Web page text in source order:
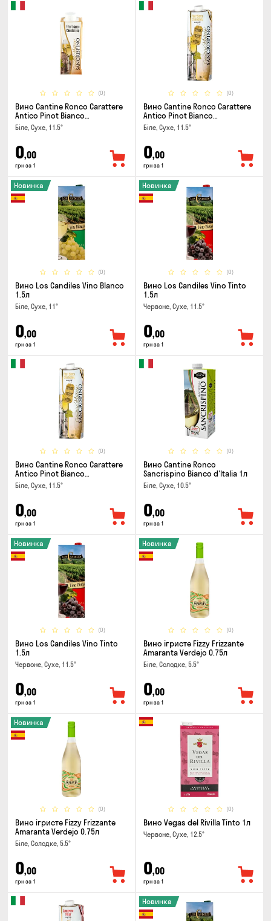
(0)
Вино Cantine Ronco Carattere
Antico Pinot Bianco
Chardonnay Rubicone IGT 0.25л
Біле, Сухе, 11.5°
0,00
грн за 1
(0)
Вино Cantine Ronco Carattere
Antico Pinot Bianco
Chardonnay Rubicone IGT 1л
Біле, Сухе, 11.5°
0,00
грн за 1
(0)
Новинка
Вино Los Candiles Vino Blanco
1.5л
Біле, Сухе, 11°
0,00
грн за 1
(0)
Новинка
Вино Los Candiles Vino Tinto
1.5л
Червоне, Сухе, 11.5°
0,00
грн за 1
(0)
Вино Cantine Ronco Carattere
Antico Pinot Bianco
Chardonnay Rubicone IGT 1л
Біле, Сухе, 11.5°
0,00
грн за 1
(0)
Вино Cantine Ronco
Sancrispino Bianco d'Italia 1л
Біле, Сухе, 10.5°
0,00
грн за 1
(0)
Новинка
Вино Los Candiles Vino Tinto
1.5л
Червоне, Сухе, 11.5°
0,00
грн за 1
(0)
Новинка
Вино ігристе Fizzy Frizzante
Amaranta Verdejo 0.75л
Біле, Солодке, 5.5°
0,00
грн за 1
(0)
Новинка
Вино ігристе Fizzy Frizzante
Amaranta Verdejo 0.75л
Біле, Солодке, 5.5°
0,00
грн за 1
(0)
Вино Vegas del Rivilla Tinto 1л
Червоне, Сухе, 12.5°
0,00
грн за 1
Новинка